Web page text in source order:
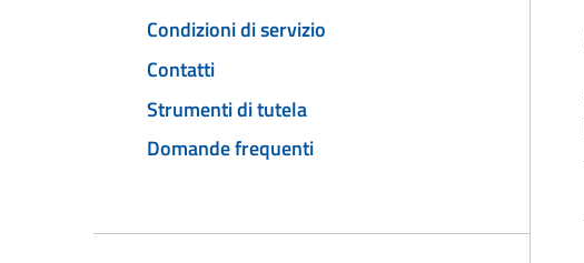
Condizioni di servizio
Contatti
Strumenti di tutela
Domande frequenti